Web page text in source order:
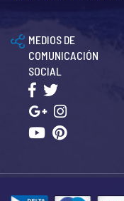
MEDIOS DE
COMUNICACIÓN
SOCIAL